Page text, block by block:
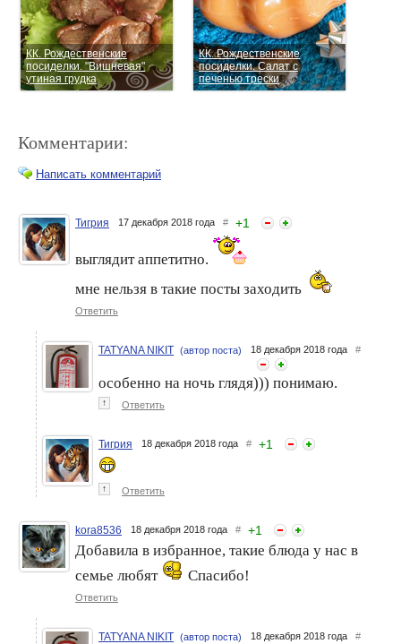
КК. Рождественские
посиделки. "Вишневая"
утиная грудка
КК. Рождественские
посиделки. Салат с
печенью трески
КК. Рождественские
посиделки. Рольмопсы из
КК. Рождественские
посиделки. Имбирное
КК. Рождественские
посиделки.
Фаршированная вырезка
КК. Рождественские
Комментарии:
Написать комментарий
Тигрия 17 декабря 2018 года # +1
выглядит аппетитно.
мне нельзя в такие посты заходить
Ответить
TATYANA NIKIT (автор поста) 18 декабря 2018 года #
особенно на ночь глядя))) понимаю.
↑ Ответить
Тигрия 18 декабря 2018 года # +1
↑ Ответить
kora8536 18 декабря 2018 года # +1
Добавила в избранное, такие блюда у нас в
семье любят
Спасибо!
Ответить
TATYANA NIKIT (автор поста) 18 декабря 2018 года #